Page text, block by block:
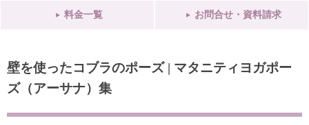
料金一覧 お問合せ・資料請求
壁を使ったコブラのポーズ | マタニティヨガポー
ズ（アーサナ）集